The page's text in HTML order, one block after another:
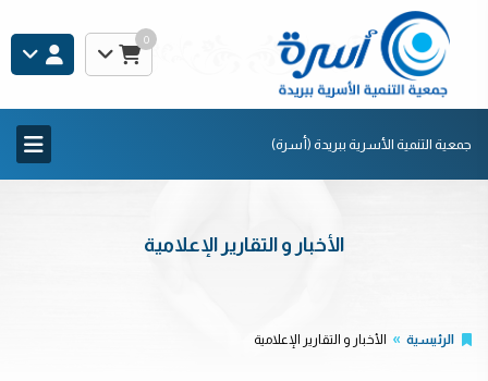
0
جمعية التنمية الأسرية ببريدة (أسرة)
الأخبار و التقارير الإعلامية
الرئيسية الأخبار و التقارير الإعلامية